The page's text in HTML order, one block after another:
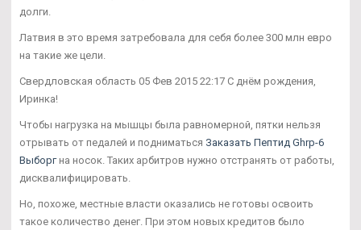
долги.
Латвия в это время затребовала для себя более 300 млн евро
на такие же цели.
Свердловская область 05 Фев 2015 22:17 С днём рождения,
Иринка!
Чтобы нагрузка на мышцы была равномерной, пятки нельзя
отрывать от педалей и подниматься Заказать Пептид Ghrp-6
Выборгна носок. Таких арбитров нужно отстранять от работы,
дисквалифицировать.
Но, похоже, местные власти оказались не готовы освоить
такое количество денег. При этом новых кредитов было